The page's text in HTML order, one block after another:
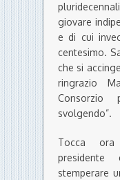
giovare
e di cui
centesimo.
che si
ringrazio
svolgendo”.
Tocca ora
presidente
stemperare